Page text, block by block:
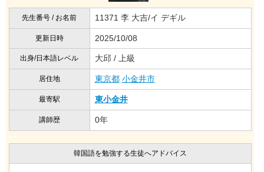
先生番号 / お名前 11371 李 大吉/イ デギル
更新日時 2025/10/08
出身/日本語レベル 大邱 / 上級
居住地 東京都 小金井市
最寄駅 東小金井
講師歴 0年
韓国語を勉強する生徒へアドバイス